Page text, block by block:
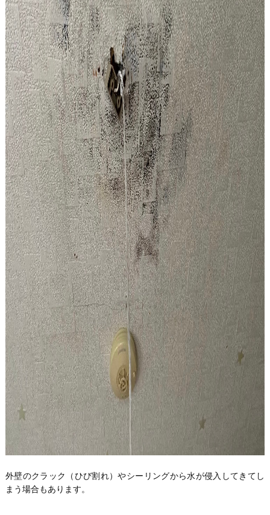
外壁のクラック（ひび割れ）やシーリングから水が侵入してきてし
まう場合もあります。